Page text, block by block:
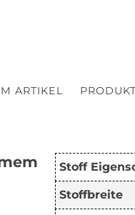
ARTIKEL
Stoff
Stoffbreite